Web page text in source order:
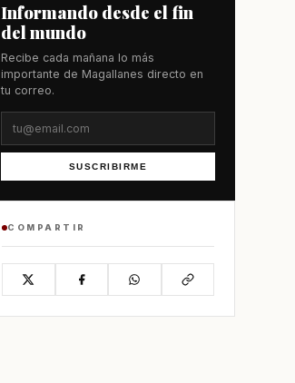
Informando desde el fin
del mundo
Recibe cada mañana lo más
importante de Magallanes directo en
tu correo.
SUSCRIBIRME
COMPARTIR